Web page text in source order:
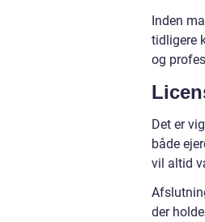
Inden
tidligere
og
Det er
både
vil altid
der